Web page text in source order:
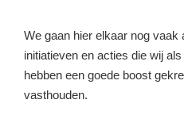
We gaan hier elkaar nog vaak
initiatieven en acties die wij
hebben een goede boost
vasthouden.